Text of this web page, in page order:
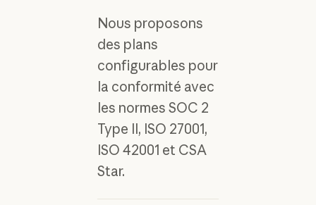
Nous proposons
des plans
configurables pour
la conformité avec
les normes SOC 2
Type II, ISO 27001,
ISO 42001 et CSA
Star.